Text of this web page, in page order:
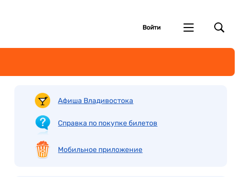
Войти
Афиша Владивостока
Справка по покупке билетов
Мобильное приложение